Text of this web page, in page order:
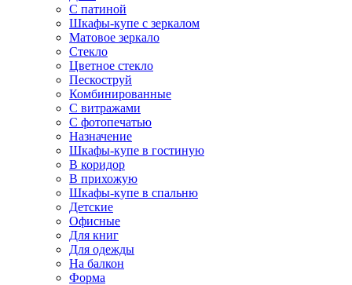
С патиной
Шкафы-купе с зеркалом
Матовое зеркало
Стекло
Цветное стекло
Пескоструй
Комбинированные
С витражами
С фотопечатью
Назначение
Шкафы-купе в гостиную
В коридор
В прихожую
Шкафы-купе в спальню
Детские
Офисные
Для книг
Для одежды
На балкон
Форма